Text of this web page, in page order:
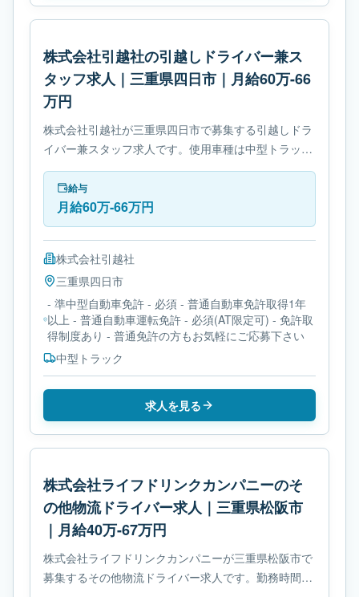
株式会社引越社の引越しドライバー兼ス
タッフ求人｜三重県四日市｜月給60万-66
万円
株式会社引越社が三重県四日市で募集する引越しドラ
イバー兼スタッフ求人です。使用車種は中型トラック
です。勤務時間は- 変形労働時間制です。必要免許は-
準中型自動車免許です。
給与
月給60万-66万円
株式会社引越社
三重県四日市
- 準中型自動車免許 - 必須 - 普通自動車免許取得1年
以上 - 普通自動車運転免許 - 必須(AT限定可) - 免許取
得制度あり - 普通免許の方もお気軽にご応募下さい
中型トラック
求人を見る
株式会社ライフドリンクカンパニーのそ
の他物流ドライバー求人｜三重県松阪市
｜月給40万-67万円
株式会社ライフドリンクカンパニーが三重県松阪市で
募集するその他物流ドライバー求人です。勤務時間